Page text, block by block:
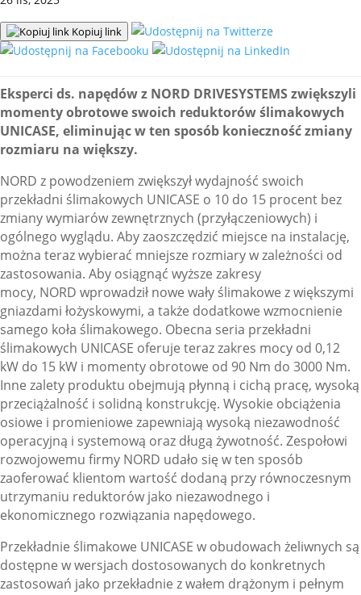
Kopiuj link
Eksperci ds. napędów z NORD DRIVESYSTEMS zwiększyli
momenty obrotowe swoich reduktorów ślimakowych
UNICASE, eliminując w ten sposób konieczność zmiany
rozmiaru na większy.
NORD z powodzeniem zwiększył wydajność swoich
przekładni ślimakowych UNICASE o 10 do 15 procent bez
zmiany wymiarów zewnętrznych (przyłączeniowych) i
ogólnego wyglądu. Aby zaoszczędzić miejsce na instalację,
można teraz wybierać mniejsze rozmiary w zależności od
zastosowania. Aby osiągnąć wyższe zakresy
mocy, NORD wprowadził nowe wały ślimakowe z większymi
gniazdami łożyskowymi, a także dodatkowe wzmocnienie
samego koła ślimakowego. Obecna seria przekładni
ślimakowych UNICASE oferuje teraz zakres mocy od 0,12
kW do 15 kW i momenty obrotowe od 90 Nm do 3000 Nm.
Inne zalety produktu obejmują płynną i cichą pracę, wysoką
przeciążalność i solidną konstrukcję. Wysokie obciążenia
osiowe i promieniowe zapewniają wysoką niezawodność
operacyjną i systemową oraz długą żywotność. Zespołowi
rozwojowemu firmy NORD udało się w ten sposób
zaoferować klientom wartość dodaną przy równoczesnym
utrzymaniu reduktorów jako niezawodnego i
ekonomicznego rozwiązania napędowego.
Przekładnie ślimakowe UNICASE w obudowach żeliwnych są
dostępne w wersjach dostosowanych do konkretnych
zastosowań jako przekładnie z wałem drążonym i pełnym